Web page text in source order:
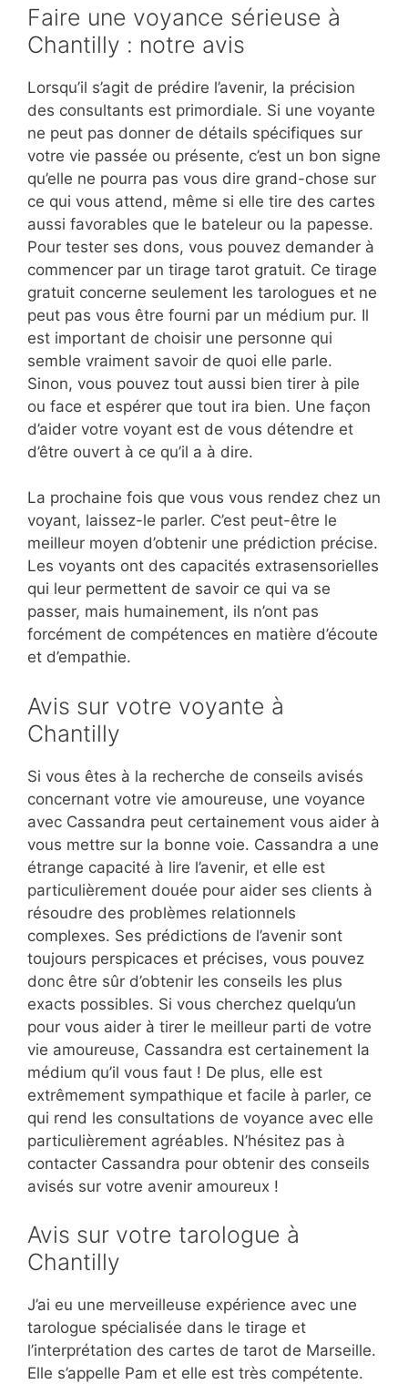
Faire une voyance sérieuse à
Chantilly : notre avis
Lorsqu’il s’agit de prédire l’avenir, la précision
des consultants est primordiale. Si une voyante
ne peut pas donner de détails spécifiques sur
votre vie passée ou présente, c’est un bon signe
qu’elle ne pourra pas vous dire grand-chose sur
ce qui vous attend, même si elle tire des cartes
aussi favorables que le bateleur ou la papesse.
Pour tester ses dons, vous pouvez demander à
commencer par un tirage tarot gratuit. Ce tirage
gratuit concerne seulement les tarologues et ne
peut pas vous être fourni par un médium pur. Il
est important de choisir une personne qui
semble vraiment savoir de quoi elle parle.
Sinon, vous pouvez tout aussi bien tirer à pile
ou face et espérer que tout ira bien. Une façon
d’aider votre voyant est de vous détendre et
d’être ouvert à ce qu’il a à dire.
La prochaine fois que vous vous rendez chez un
voyant, laissez-le parler. C’est peut-être le
meilleur moyen d’obtenir une prédiction précise.
Les voyants ont des capacités extrasensorielles
qui leur permettent de savoir ce qui va se
passer, mais humainement, ils n’ont pas
forcément de compétences en matière d’écoute
et d’empathie.
Avis sur votre voyante à
Chantilly
Si vous êtes à la recherche de conseils avisés
concernant votre vie amoureuse, une voyance
avec Cassandra peut certainement vous aider à
vous mettre sur la bonne voie. Cassandra a une
étrange capacité à lire l’avenir, et elle est
particulièrement douée pour aider ses clients à
résoudre des problèmes relationnels
complexes. Ses prédictions de l’avenir sont
toujours perspicaces et précises, vous pouvez
donc être sûr d’obtenir les conseils les plus
exacts possibles. Si vous cherchez quelqu’un
pour vous aider à tirer le meilleur parti de votre
vie amoureuse, Cassandra est certainement la
médium qu’il vous faut ! De plus, elle est
extrêmement sympathique et facile à parler, ce
qui rend les consultations de voyance avec elle
particulièrement agréables. N’hésitez pas à
contacter Cassandra pour obtenir des conseils
avisés sur votre avenir amoureux !
Avis sur votre tarologue à
Chantilly
J’ai eu une merveilleuse expérience avec une
tarologue spécialisée dans le tirage et
l’interprétation des cartes de tarot de Marseille.
Elle s’appelle Pam et elle est très compétente.